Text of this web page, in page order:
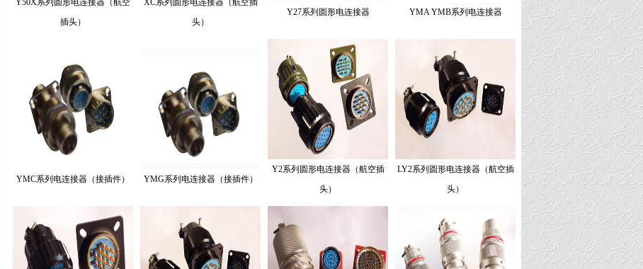
Y50X系列圆形电连接器（航空
插头）
XC系列圆形电连接器（航空插
头）
Y27系列圆形电连接器 YMA YMB系列电连接器
YMC系列电连接器（接插件） YMG系列电连接器（接插件）
Y2系列圆形电连接器（航空插
头）
LY2系列圆形电连接器（航空插
头）